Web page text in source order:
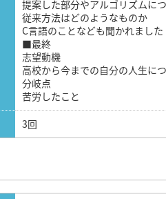
提案した部分やアルゴリズムに
従来方法はどのようなものか
C言語のことなども聞かれました
■最終
志望動機
高校から今までの自分の人生に
分岐点
苦労したこと
3回